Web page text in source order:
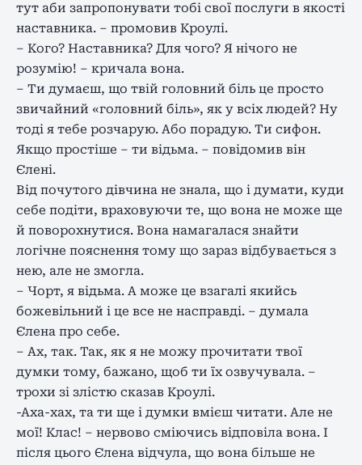
тут аби запропонувати тобі свої послуги в якості
наставника. – промовив Кроулі.
– Кого? Наставника? Для чого? Я нічого не
розумію! – кричала вона.
– Ти думаєш, що твій головний біль це просто
звичайний «головний біль», як у всіх людей? Ну
тоді я тебе розчарую. Або порадую. Ти сифон.
Якщо простіше – ти відьма. – повідомив він
Єлені.
Від почутого дівчина не знала, що і думати, куди
себе подіти, враховуючи те, що вона не може ще
й поворохнутися. Вона намагалася знайти
логічне пояснення тому що зараз відбувається з
нею, але не змогла.
– Чорт, я відьма. А може це взагалі якийсь
божевільний і це все не насправді. – думала
Єлена про себе.
– Ах, так. Так, як я не можу прочитати твої
думки тому, бажано, щоб ти їх озвучувала. –
трохи зі злістю сказав Кроулі.
-Аха-хах, та ти ще і думки вмієш читати. Але не
мої! Клас! – нервово сміючись відповіла вона. І
після цього Єлена відчула, що вона більше не